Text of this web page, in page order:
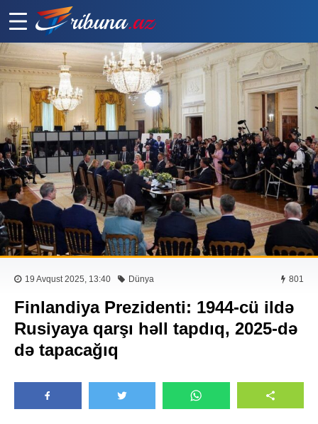
19 Avqust 2025, 13:40 Dünya 801
Finlandiya Prezidenti: 1944-cü ildə
Rusiyaya qarşı həll tapdıq, 2025-də
də tapacağıq